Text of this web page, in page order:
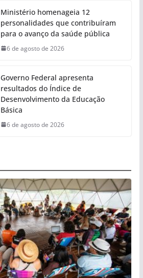
Ministério homenageia 12
personalidades que contribuíram
para o avanço da saúde pública
6 de agosto de 2026
Governo Federal apresenta
resultados do Índice de
Desenvolvimento da Educação
Básica
6 de agosto de 2026